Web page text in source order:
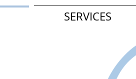
SERVICES